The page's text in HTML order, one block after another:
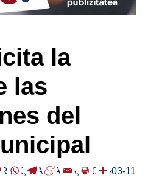
la
las
del
,MALLABIA,/2026-03-11